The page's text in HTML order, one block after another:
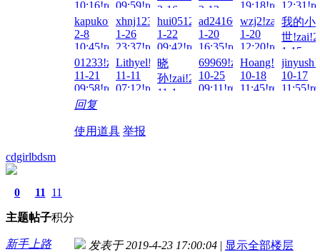
10:16!read!09:59!read!3-16
21:52!read!
3-12
01:08!read!
19:18!read!
kapukota!zai!2026-
2-8
10:45!read!
xhnj123!zai!2026-
1-26
23:37!read!
hui0512!zai!2026-
1-22
09:42!read!
ad241601!zai!2026-
1-20
16:35!read!
wzj2!zai!2026-
1-20
12:20!read!
我的小
世
1-15
01233!zai!2025-
11-21
09:58!read!
Lithyel!zai!2025-
11-11
07:12!read!
晓
孙!zai!2025-
11-1
69969!zai!2025-
10-25
09:11!read!
Hoang!zai!2025-
10-18
11:45!read!
10-17
回复
使用道具 举报
cdgirlbdsm
0
主题
11
帖子
11
积分
新手上路 发表于 2019-4-23 17:00:04 | 显示全部楼层